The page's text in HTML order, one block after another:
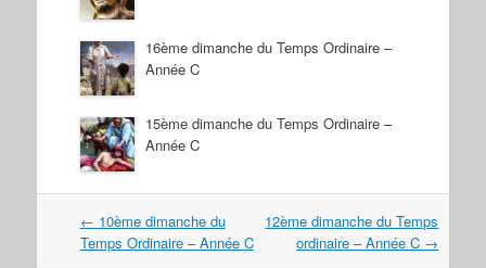
16ème dimanche du Temps Ordinaire –
Année C
15ème dimanche du Temps Ordinaire –
Année C
Navigation
dans
← 10ème dimanche du
Temps Ordinaire – Année C
12ème dimanche du Temps
ordinaire – Année C →